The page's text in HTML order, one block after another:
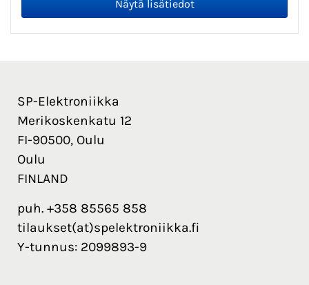
SP-Elektroniikka
Merikoskenkatu 12
FI-90500, Oulu
Oulu
FINLAND
puh. +358 85565 858
tilaukset(at)spelektroniikka.fi
Y-tunnus: 2099893-9